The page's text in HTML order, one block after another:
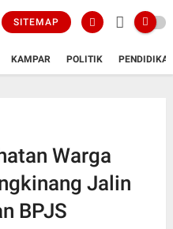
SITEMAP
KAMPAR POLITIK
Warga
Jalin
BPJS